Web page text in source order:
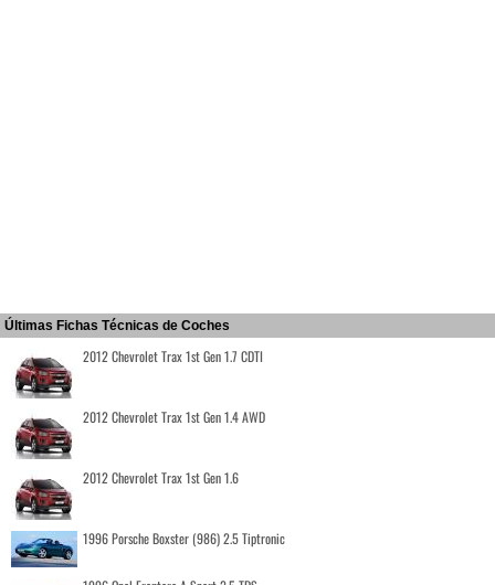
Últimas Fichas Técnicas de Coches
2012 Chevrolet Trax 1st Gen 1.7 CDTI
2012 Chevrolet Trax 1st Gen 1.4 AWD
2012 Chevrolet Trax 1st Gen 1.6
1996 Porsche Boxster (986) 2.5 Tiptronic